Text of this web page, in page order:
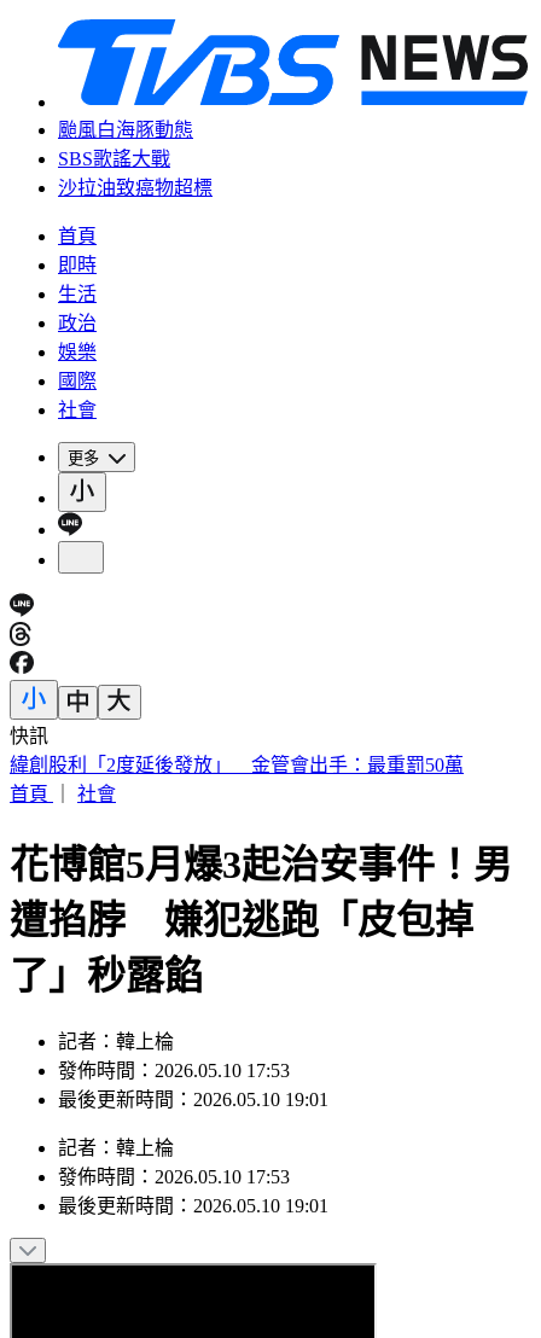
颱風白海豚動態
SBS歌謠大戰
沙拉油致癌物超標
首頁
即時
生活
政治
娛樂
國際
社會
更多
快訊
傅子純「穿病人服回家」生前暖舉惹鼻酸 愛妻心碎：我想你
了
花博館5月爆3起治安事件！男
遭掐脖 嫌犯逃跑「皮包掉
了」秒露餡
記者：韓上棆
發佈時間：2026.05.10 17:53
記者：韓上棆
發佈時間：2026.05.10 17:53